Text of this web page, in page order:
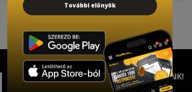
TISZTELT VÁSÁRLÓNK!
További előnyök